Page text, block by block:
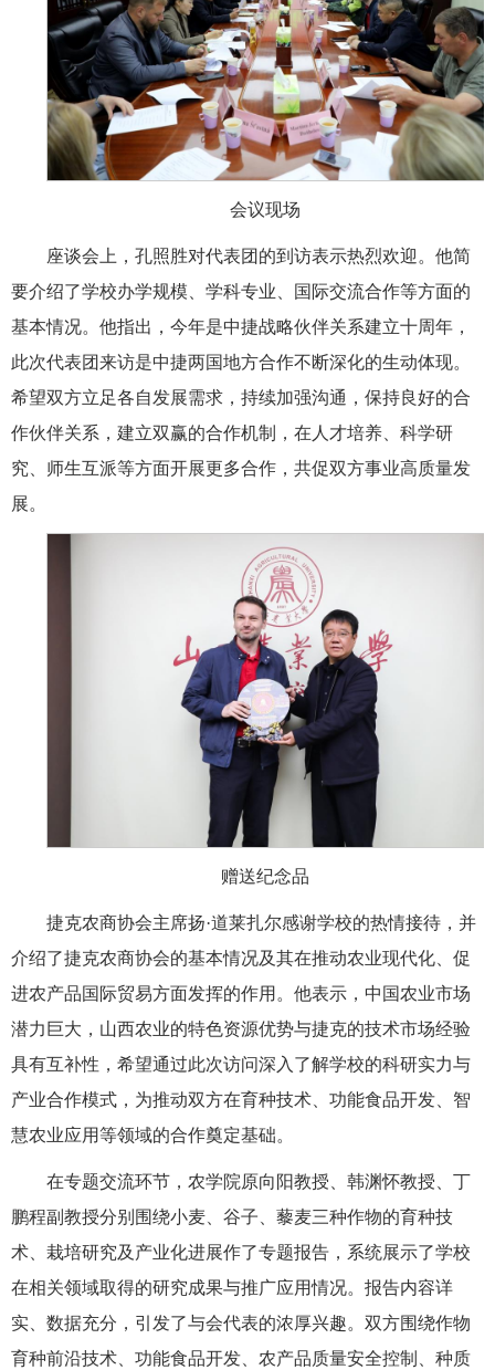
会议现场
座谈会上，孔照胜对代表团的到访表示热烈欢迎。他简
要介绍了学校办学规模、学科专业、国际交流合作等方面的
基本情况。他指出，今年是中捷战略伙伴关系建立十周年，
此次代表团来访是中捷两国地方合作不断深化的生动体现。
希望双方立足各自发展需求，持续加强沟通，保持良好的合
作伙伴关系，建立双赢的合作机制，在人才培养、科学研
究、师生互派等方面开展更多合作，共促双方事业高质量发
展。
赠送纪念品
捷克农商协会主席扬·道莱扎尔感谢学校的热情接待，并
介绍了捷克农商协会的基本情况及其在推动农业现代化、促
进农产品国际贸易方面发挥的作用。他表示，中国农业市场
潜力巨大，山西农业的特色资源优势与捷克的技术市场经验
具有互补性，希望通过此次访问深入了解学校的科研实力与
产业合作模式，为推动双方在育种技术、功能食品开发、智
慧农业应用等领域的合作奠定基础。
在专题交流环节，农学院原向阳教授、韩渊怀教授、丁
鹏程副教授分别围绕小麦、谷子、藜麦三种作物的育种技
术、栽培研究及产业化进展作了专题报告，系统展示了学校
在相关领域取得的研究成果与推广应用情况。报告内容详
实、数据充分，引发了与会代表的浓厚兴趣。双方围绕作物
育种前沿技术、功能食品开发、农产品质量安全控制、种质